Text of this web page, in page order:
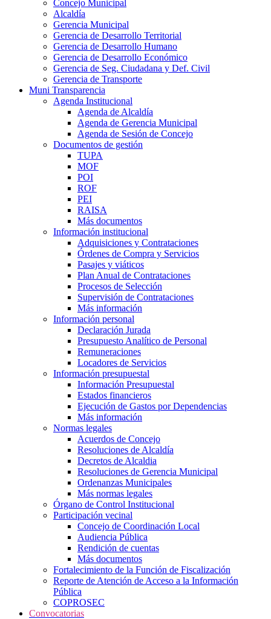
Concejo Municipal
Alcaldía
Gerencia Municipal
Gerencia de Desarrollo Territorial
Gerencia de Desarrollo Humano
Gerencia de Desarrollo Económico
Gerencia de Seg. Ciudadana y Def. Civil
Gerencia de Transporte
Muni Transparencia
Agenda Institucional
Agenda de Alcaldía
Agenda de Gerencia Municipal
Agenda de Sesión de Concejo
Documentos de gestión
TUPA
MOF
POI
ROF
PEI
RAISA
Más documentos
Información institucional
Adquisiciones y Contrataciones
Órdenes de Compra y Servicios
Pasajes y viáticos
Plan Anual de Contrataciones
Procesos de Selección
Supervisión de Contrataciones
Más información
Información personal
Declaración Jurada
Presupuesto Analítico de Personal
Remuneraciones
Locadores de Servicios
Información presupuestal
Información Presupuestal
Estados financieros
Ejecución de Gastos por Dependencias
Más información
Normas legales
Acuerdos de Concejo
Resoluciones de Alcaldía
Decretos de Alcaldia
Resoluciones de Gerencia Municipal
Ordenanzas Municipales
Más normas legales
Órgano de Control Institucional
Participación vecinal
Concejo de Coordinación Local
Audiencia Pública
Rendición de cuentas
Más documentos
Fortalecimiento de la Función de Fiscalización
Reporte de Atención de Acceso a la Información
Pública
COPROSEC
Convocatorias